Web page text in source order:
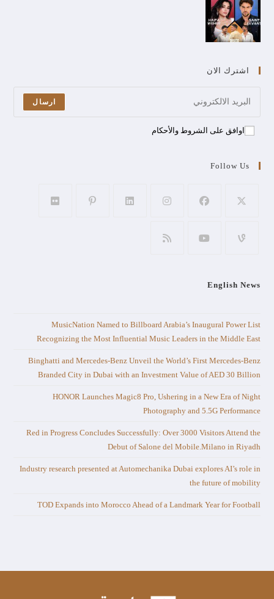
اشترك الان
ارسال
اوافق على الشروط والأحكام
Follow Us
English News
MusicNation Named to Billboard Arabia’s Inaugural Power List
Recognizing the Most Influential Music Leaders in the Middle East
Binghatti and Mercedes-Benz Unveil the World’s First Mercedes-Benz
Branded City in Dubai with an Investment Value of AED 30 Billion
HONOR Launches Magic8 Pro, Ushering in a New Era of Night
Photography and 5.5G Performance
Red in Progress Concludes Successfully: Over 3000 Visitors Attend the
Debut of Salone del Mobile.Milano in Riyadh
Industry research presented at Automechanika Dubai explores AI’s role in
the future of mobility
TOD Expands into Morocco Ahead of a Landmark Year for Football